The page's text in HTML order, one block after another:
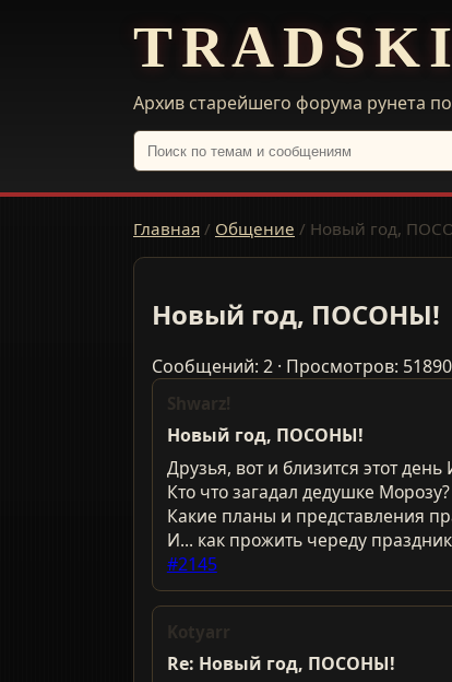
Архив старейшего форума рунета
Главная / Общение / Новый год,
Новый год, ПОСОНЫ!
Сообщений: 2 · Просмотров: 51890
Shwarz!
Новый год, ПОСОНЫ!
Друзья, вот и близится этот день
Кто что загадал дедушке Морозу?
Какие планы и представления
И... как прожить череду
#2145
Kotyarr
Re: Новый год, ПОСОНЫ!